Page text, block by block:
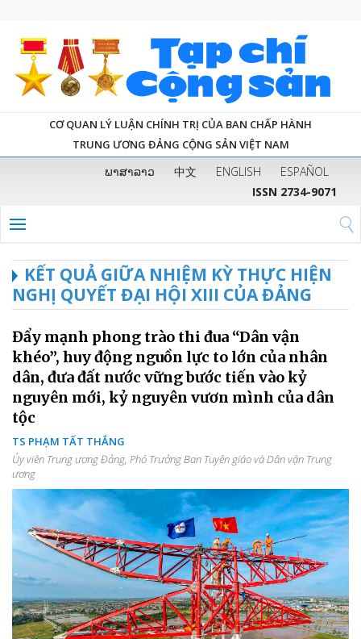
CƠ QUAN LÝ LUẬN CHÍNH TRỊ CỦA BAN CHẤP HÀNH
TRUNG ƯƠNG ĐẢNG CỘNG SẢN VIỆT NAM
ພາສາລາວ 中文 ENGLISH
ESPAÑOL
ISSN 2734-9071
KẾT QUẢ GIỮA NHIỆM KỲ THỰC HIỆN
NGHỊ QUYẾT ĐẠI HỘI XIII CỦA ĐẢNG
Đẩy mạnh phong trào thi đua “Dân vận
khéo”, huy động nguồn lực to lớn của nhân
dân, đưa đất nước vững bước tiến vào kỷ
nguyên mới, kỷ nguyên vươn mình của dân
tộc
TS PHẠM TẤT THẮNG
Ủy viên Trung ương Đảng, Phó Trưởng Ban Tuyên giáo và Dân vận Trung
ương